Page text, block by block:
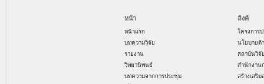
หน้า
หน้าแรก
บทความวิจัย
รายงาน
วิทยานิพนธ์
บทความจากการประชุม
ลิงค์
โครงการ
นโยบายด้
สถาบันวิจั
สำนักงาน
สร้างเสริ